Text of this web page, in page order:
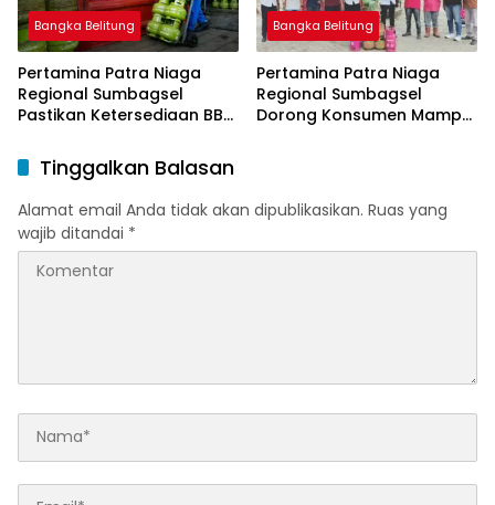
Bangka Belitung
Pertamina Patra Niaga
Regional Sumbagsel
Pastikan Ketersediaan BBM
Ramadan dan Menjelang
Idulfitri
Bangka Belitung
Pertamina Patra Niaga
Regional Sumbagsel
Dorong Konsumen Mampu
Tinggalkan Balasan
Alamat email Anda tidak akan dipublikasikan. Ruas yang
wajib ditandai *